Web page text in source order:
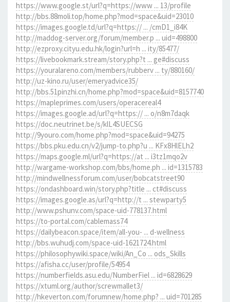
https://www.google.st/url?q=https://www ... 13/profile
http://bbs.88moli.top/home.php?mod=space&uid=23010
https://images.google.td/url?q=https:// ... /cmD1_i84K
http://maddog-server.org/forum/member.p ... uid=498800
http://ezproxy.cityu.edu.hk/login?url=h ... ity/85477/
https://livebookmark.stream/story.php?t ... ge#discuss
https://youralareno.com/members/rubberv ... ty/880160/
http://uz-kino.ru/user/emeryadvice35/
http://bbs.51pinzhi.cn/home.php?mod=space&uid=8157740
https://mapleprimes.com/users/operacereal4
https://images.google.ad/url?q=https:// ... o/n8m7daqk
https://doc.neutrinet.be/s/klL4SUECSG
http://9youro.com/home.php?mod=space&uid=94275
https://bbs.pku.edu.cn/v2/jump-to.php?u ... KFx8HlELh2
https://maps.google.ml/url?q=https://at ... i3tz1mqo2v
http://wargame-workshop.com/bbs/home.ph ... id=1315783
http://mindwellnessforum.com/user/bobcatstreet90
https://ondashboard.win/story.php?title ... ct#discuss
https://images.google.as/url?q=http://t ... stewparty5
http://www.pshunv.com/space-uid-778137.html
https://to-portal.com/cablemass74
https://dailybeacon.space/item/all-you- ... d-wellness
http://bbs.wuhudj.com/space-uid-1621724.html
https://philosophywiki.space/wiki/An_Co ... ods_Skills
https://afisha.cc/user/profile/54954
https://numberfields.asu.edu/NumberFiel ... id=6828629
https://xtuml.org/author/screwmallet3/
http://hkeverton.com/forumnew/home.php? ... uid=701285